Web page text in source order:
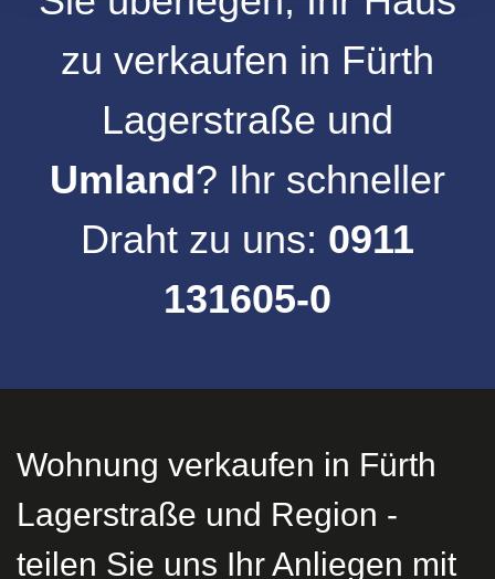
zu verkaufen in Fürth
Lagerstraße und
Umland? Ihr schneller
Draht zu uns: 0911
131605-0
Wohnung verkaufen in Fürth
Lagerstraße und Region -
teilen Sie uns Ihr Anliegen mit